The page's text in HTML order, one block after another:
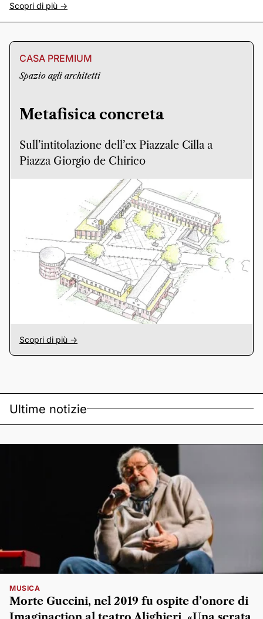
Scopri di più ->
CASA PREMIUM
Spazio agli architetti
Metafisica concreta
Sull’intitolazione dell’ex Piazzale Cilla a
Piazza Giorgio de Chirico
Scopri di più ->
Ultime notizie
MUSICA
Morte Guccini, nel 2019 fu ospite d’onore di